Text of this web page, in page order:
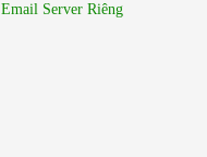
Email Server Riêng